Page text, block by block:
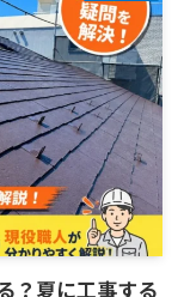
？夏に工事する